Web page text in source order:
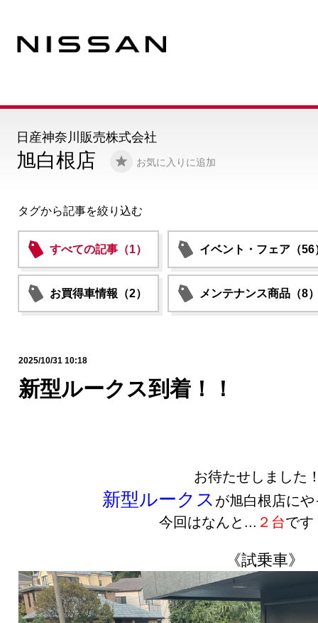
旭白根店 お気に入りに追加
日産神奈川販売株式会社
タグから記事を絞り込む
すべての記事（1） イベント・フェア（56
お買得車情報（2） メンテナンス商品（8
2025/10/31 10:18
新型ルークス到着！！
お待たせしました
新型ルークス が旭白根店に
今回はなんと... ２台です
《試乗車》